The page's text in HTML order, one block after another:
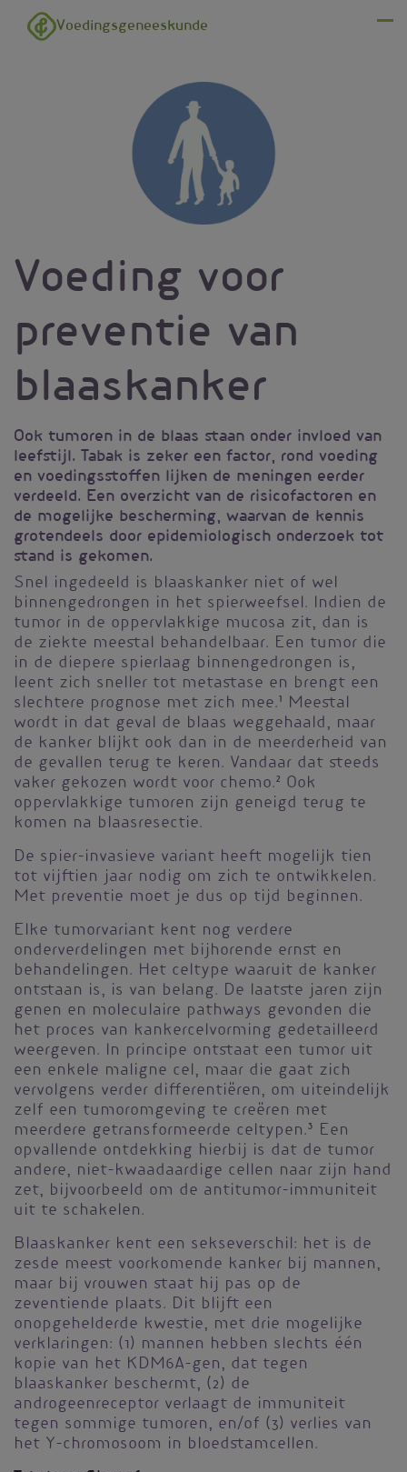
Overslaan en naar de inhoud gaan
Voedingsgeneeskunde
Voeding voor
preventie van
blaaskanker
Ook tumoren in de blaas staan onder invloed van
leefstijl. Tabak is zeker een factor, rond voeding
en voedingsstoffen lijken de meningen eerder
verdeeld. Een overzicht van de risicofactoren en
de mogelijke bescherming, waarvan de kennis
grotendeels door epidemiologisch onderzoek tot
stand is gekomen.
Snel ingedeeld is blaaskanker niet of wel
binnengedrongen in het spierweefsel. Indien de
tumor in de oppervlakkige mucosa zit, dan is
de ziekte meestal behandelbaar. Een tumor die
in de diepere spierlaag binnengedrongen is,
leent zich sneller tot metastase en brengt een
slechtere prognose met zich mee.1 Meestal
wordt in dat geval de blaas weggehaald, maar
de kanker blijkt ook dan in de meerderheid van
de gevallen terug te keren. Vandaar dat steeds
vaker gekozen wordt voor chemo.2 Ook
oppervlakkige tumoren zijn geneigd terug te
komen na blaasresectie.
De spier-invasieve variant heeft mogelijk tien
tot vijftien jaar nodig om zich te ontwikkelen.
Met preventie moet je dus op tijd beginnen.
Elke tumorvariant kent nog verdere
onderverdelingen met bijhorende ernst en
behandelingen. Het celtype waaruit de kanker
ontstaan is, is van belang. De laatste jaren zijn
genen en moleculaire pathways gevonden die
het proces van kankercelvorming gedetailleerd
weergeven. In principe ontstaat een tumor uit
een enkele maligne cel, maar die gaat zich
vervolgens verder differentiëren, om uiteindelijk
zelf een tumoromgeving te creëren met
meerdere getransformeerde celtypen.3 Een
opvallende ontdekking hierbij is dat de tumor
andere, niet-kwaadaardige cellen naar zijn hand
zet, bijvoorbeeld om de antitumor-immuniteit
uit te schakelen.
Blaaskanker kent een sekseverschil: het is de
zesde meest voorkomende kanker bij mannen,
maar bij vrouwen staat hij pas op de
zeventiende plaats. Dit blijft een
onopgehelderde kwestie, met drie mogelijke
verklaringen: (1) mannen hebben slechts één
kopie van het KDM6A-gen, dat tegen
blaaskanker beschermt, (2) de
androgeenreceptor verlaagt de immuniteit
tegen sommige tumoren, en/of (3) verlies van
het Y-chromosoom in bloedstamcellen.